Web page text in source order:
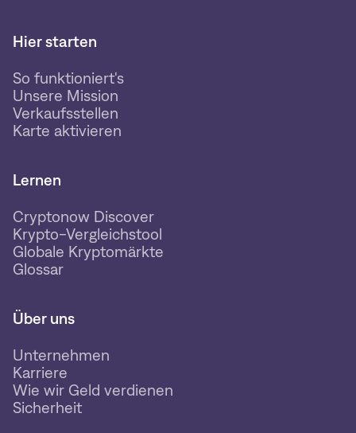
Hier starten
So funktioniert's
Unsere Mission
Verkaufsstellen
Karte aktivieren
Lernen
Cryptonow Discover
Krypto-Vergleichstool
Globale Kryptomärkte
Glossar
Über uns
Unternehmen
Karriere
Wie wir Geld verdienen
Sicherheit